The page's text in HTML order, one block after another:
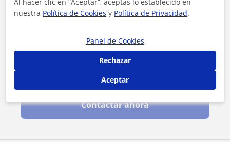
Contactar ahora
nuestra Política de Cookies y Política de Privacidad.
Panel de Cookies
Rechazar
Aceptar